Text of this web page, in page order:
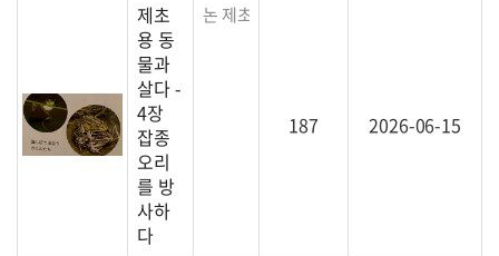
제초
용 동
물과
살다 -
4장
잡종
오리
를 방
사하
다
논 제초용으로 활용하는 오리 농법에 대한
187 2026-06-15